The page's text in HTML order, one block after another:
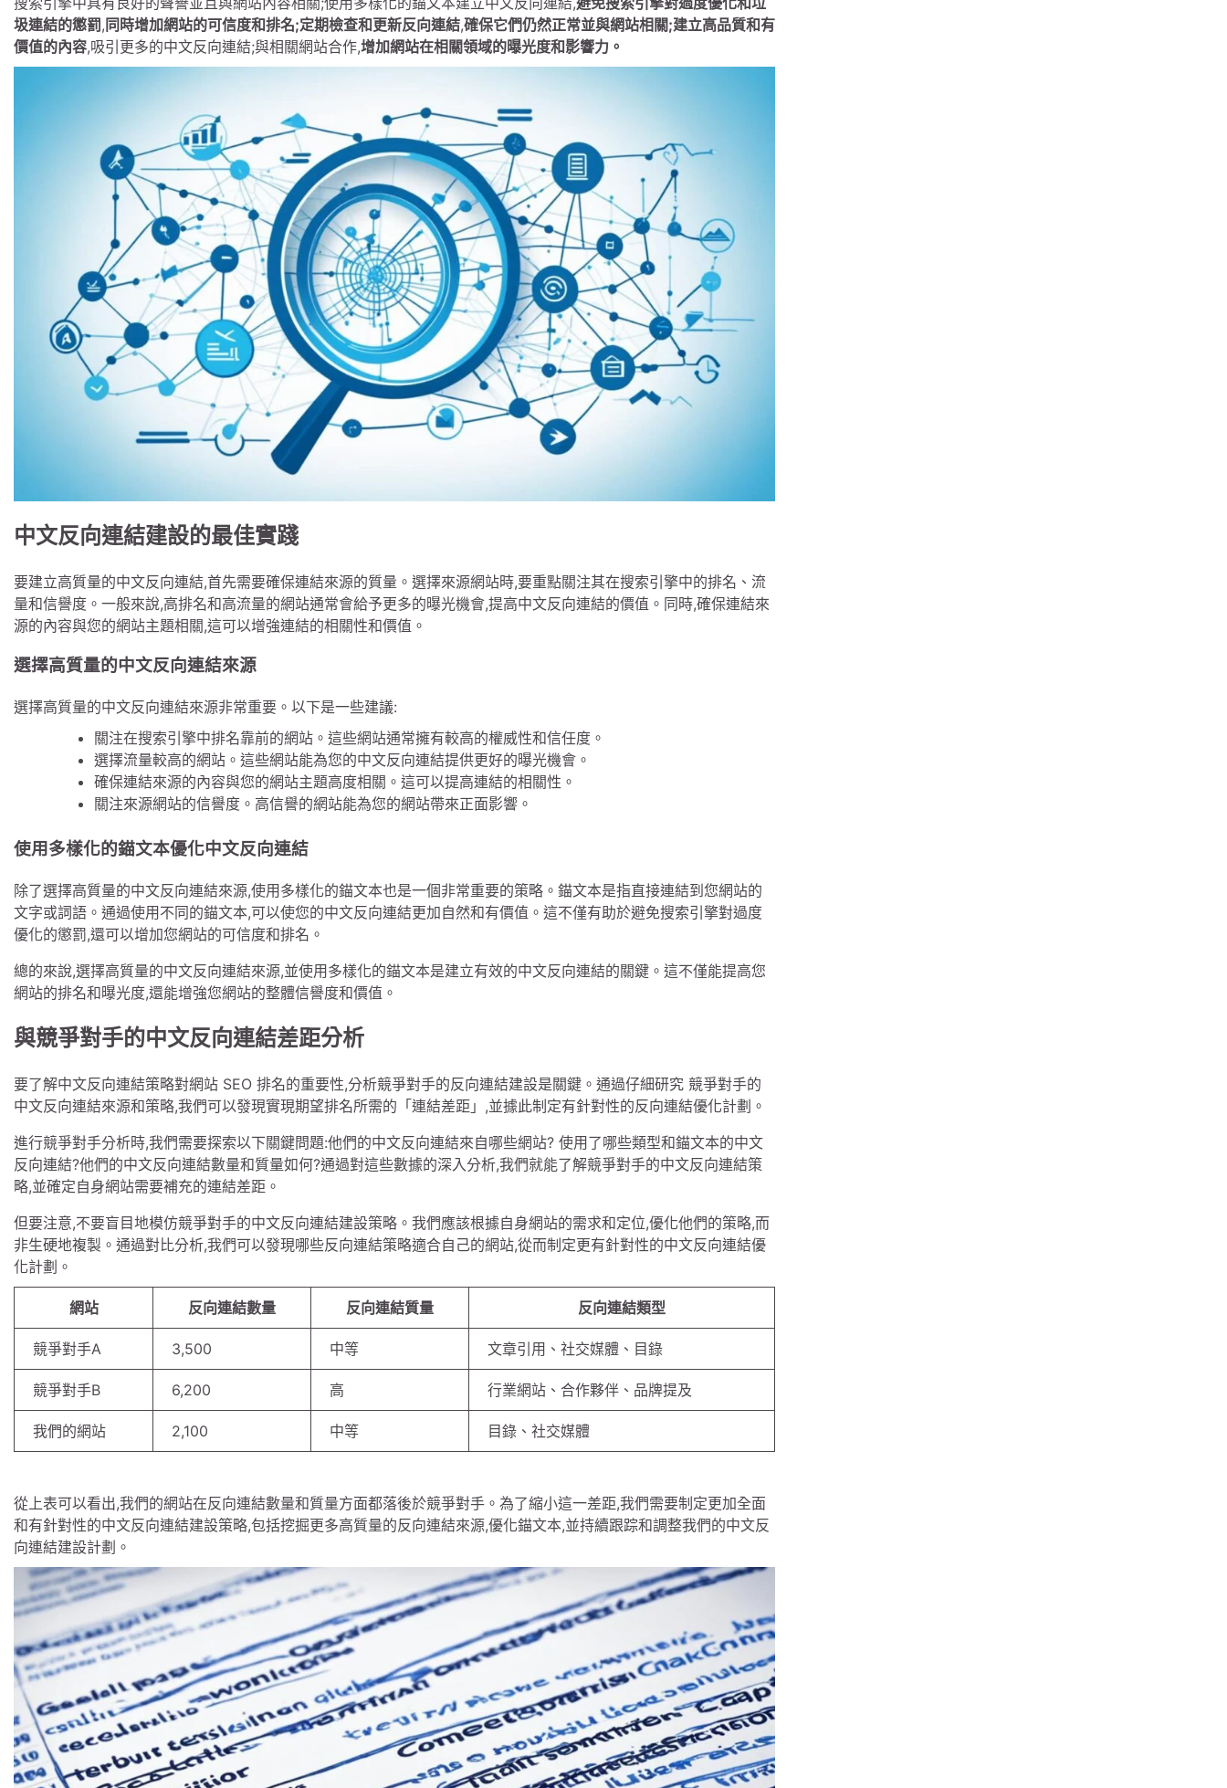
圾連結的懲罰,同時增加網站的可信度和排名;定期檢查和更新反向連結,確保它們仍然正常並與網站相關;建立高品質和有
價值的內容,吸引更多的中文反向連結;與相關網站合作,增加網站在相關領域的曝光度和影響力。
中文反向連結建設的最佳實踐
要建立高質量的中文反向連結,首先需要確保連結來源的質量。選擇來源網站時,要重點關注其在搜索引擎中的排名、流
量和信譽度。一般來說,高排名和高流量的網站通常會給予更多的曝光機會,提高中文反向連結的價值。同時,確保連結來
源的內容與您的網站主題相關,這可以增強連結的相關性和價值。
選擇高質量的中文反向連結來源
選擇高質量的中文反向連結來源非常重要。以下是一些建議:
關注在搜索引擎中排名靠前的網站。這些網站通常擁有較高的權威性和信任度。
選擇流量較高的網站。這些網站能為您的中文反向連結提供更好的曝光機會。
確保連結來源的內容與您的網站主題高度相關。這可以提高連結的相關性。
關注來源網站的信譽度。高信譽的網站能為您的網站帶來正面影響。
使用多樣化的錨文本優化中文反向連結
除了選擇高質量的中文反向連結來源,使用多樣化的錨文本也是一個非常重要的策略。錨文本是指直接連結到您網站的
文字或詞語。通過使用不同的錨文本,可以使您的中文反向連結更加自然和有價值。這不僅有助於避免搜索引擎對過度
優化的懲罰,還可以增加您網站的可信度和排名。
總的來說,選擇高質量的中文反向連結來源,並使用多樣化的錨文本是建立有效的中文反向連結的關鍵。這不僅能提高您
網站的排名和曝光度,還能增強您網站的整體信譽度和價值。
與競爭對手的中文反向連結差距分析
要了解中文反向連結策略對網站 SEO 排名的重要性,分析競爭對手的反向連結建設是關鍵。通過仔細研究 競爭對手的
中文反向連結來源和策略,我們可以發現實現期望排名所需的「連結差距」,並據此制定有針對性的反向連結優化計劃。
進行競爭對手分析時,我們需要探索以下關鍵問題:他們的中文反向連結來自哪些網站? 使用了哪些類型和錨文本的中文
反向連結?他們的中文反向連結數量和質量如何?通過對這些數據的深入分析,我們就能了解競爭對手的中文反向連結策
略,並確定自身網站需要補充的連結差距。
但要注意,不要盲目地模仿競爭對手的中文反向連結建設策略。我們應該根據自身網站的需求和定位,優化他們的策略,而
非生硬地複製。通過對比分析,我們可以發現哪些反向連結策略適合自己的網站,從而制定更有針對性的中文反向連結優
化計劃。
網站 反向連結數量 反向連結質量 反向連結類型
競爭對手A 3,500 中等 文章引用、社交媒體、目錄
競爭對手B 6,200 高 行業網站、合作夥伴、品牌提及
我們的網站 2,100 中等 目錄、社交媒體
從上表可以看出,我們的網站在反向連結數量和質量方面都落後於競爭對手。為了縮小這一差距,我們需要制定更加全面
和有針對性的中文反向連結建設策略,包括挖掘更多高質量的反向連結來源,優化錨文本,並持續跟踪和調整我們的中文反
向連結建設計劃。